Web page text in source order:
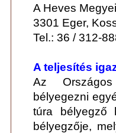
A Heves
3301 Eger,
Tel.: 36 / 312-
A teljesítés
Az
bélyegezni
túra bélyegző
bélyegzője,